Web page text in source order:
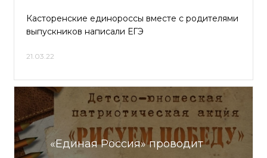
Касторенские единороссы вместе с родителями
выпускников написали ЕГЭ
21.03.22
«Единая Россия» проводит